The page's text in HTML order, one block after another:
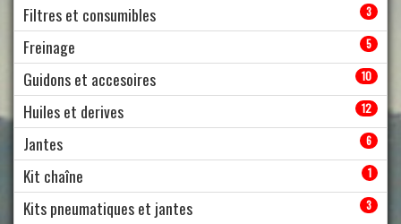
Filtres et consumibles 3
Freinage 5
Guidons et accesoires 10
Huiles et derives 12
Jantes 6
Kit chaîne 1
Kits pneumatiques et jantes 3